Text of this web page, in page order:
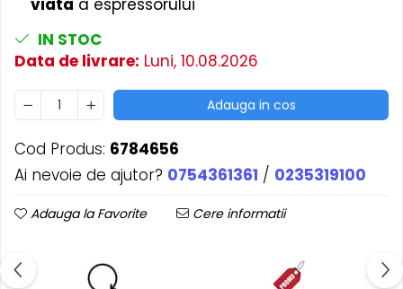
viata a espressorului
IN STOC
Data de livrare: Luni, 10.08.2026
Adauga in cos
Cod Produs: 6784656
Ai nevoie de ajutor? 0754361361 / 0235319100
Adauga la Favorite Cere informatii